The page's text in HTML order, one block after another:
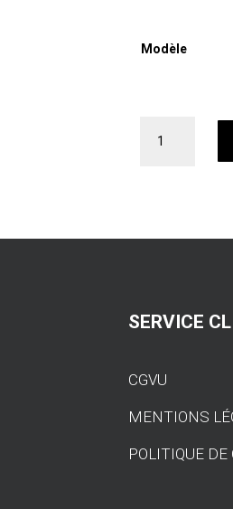
Modèle
G82
SERVICE
CGVU
MENTIONS
POLITIQUE